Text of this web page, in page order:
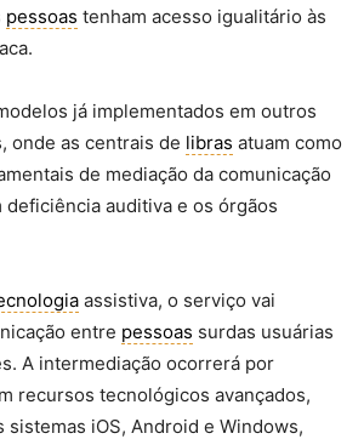
pessoas tenham acesso igualitário às
já implementados em outros
onde as centrais de libras atuam como
de mediação da comunicação
deficiência auditiva e os órgãos
assistiva, o serviço vai
entre pessoas surdas usuárias
A intermediação ocorrerá por
recursos tecnológicos avançados,
sistemas iOS, Android e Windows,